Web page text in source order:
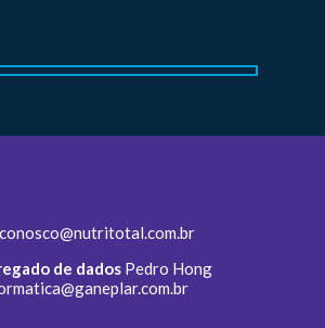
de dados Pedro Hong